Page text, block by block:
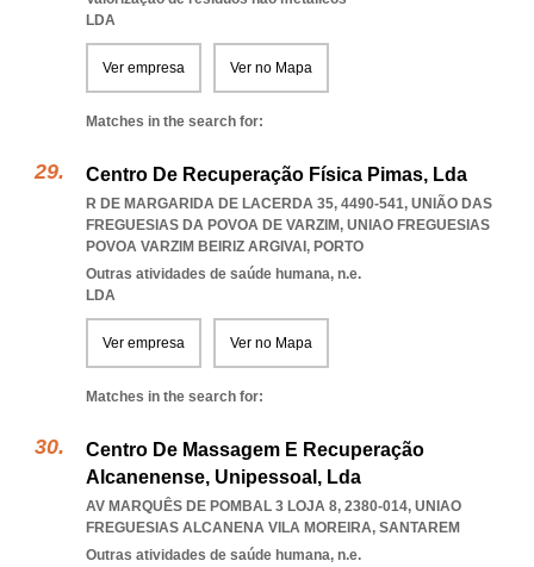
LDA
Ver empresa Ver no Mapa
Matches in the search for:
Centro De Recuperação Física Pimas, Lda
R DE MARGARIDA DE LACERDA 35, 4490-541, UNIÃO DAS
FREGUESIAS DA POVOA DE VARZIM, UNIAO FREGUESIAS
POVOA VARZIM BEIRIZ ARGIVAI , PORTO
Outras atividades de saúde humana, n.e.
LDA
Ver empresa Ver no Mapa
Matches in the search for:
Centro De Massagem E Recuperação
Alcanenense, Unipessoal, Lda
AV MARQUÊS DE POMBAL 3 LOJA 8, 2380-014, UNIAO
FREGUESIAS ALCANENA VILA MOREIRA, SANTAREM
Outras atividades de saúde humana, n.e.